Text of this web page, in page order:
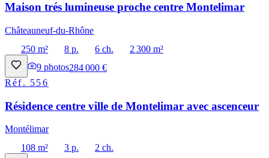
Maison trés lumineuse proche centre Montelimar
Châteauneuf-du-Rhône
250 m²
8 p. 6 ch.
2 300 m²
9 photos284 000 €
Réf. 556
Résidence centre ville de Montelimar avec ascenceur
Montélimar
108 m²
3 p.
2 ch.